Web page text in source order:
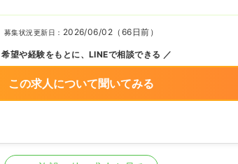
募集状況更新日： 2026/06/02（66日前）
希望や経験をもとに、LINEで相談できる
この求人について聞いてみる